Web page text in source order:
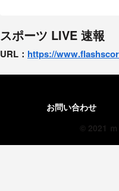
スポーツ LIVE 速報
URL： https://
お問い合わせ
© 2021